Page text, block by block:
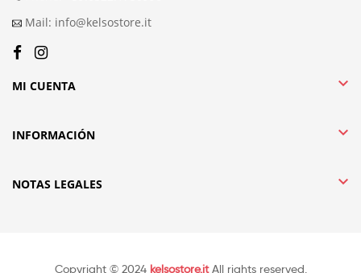
Mail: info@kelsostore.it
MI CUENTA 
INFORMACIÓN 
NOTAS LEGALES 
Copyright © 2024 kelsostore.itAll rights reserved.